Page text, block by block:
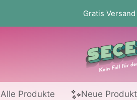
Gratis
Secend.ch
Alle Produkte Neue